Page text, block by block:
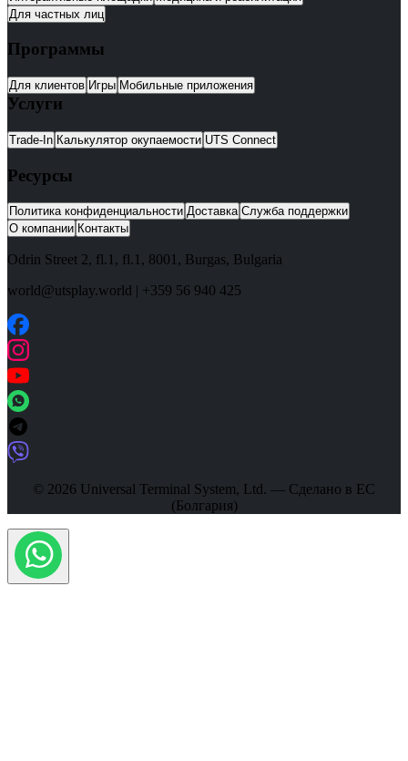
Для частных лиц
Программы
Для клиентов Игры Мобильные приложения
Услуги
Trade-In Калькулятор окупаемости UTS Connect
Ресурсы
Политика конфиденциальности Доставка Служба поддержки
О компании Контакты
Odrin Street 2, fl.1 , fl.1, 8001 , Burgas, Bulgaria
world@utsplay.world | +359 56 940 425
© 2026 Universal Terminal System, Ltd. — Сделано в ЕС
(Болгария)